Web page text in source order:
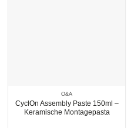
O&A
CyclOn Assembly Paste 150ml –
Keramische Montagepasta